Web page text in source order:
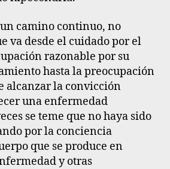
camino continuo, no
va desde el cuidado por el
razonable por su
hasta la preocupación
alcanzar la convicción
una enfermedad
se teme que no haya sido
por la conciencia
que se produce en
y otras